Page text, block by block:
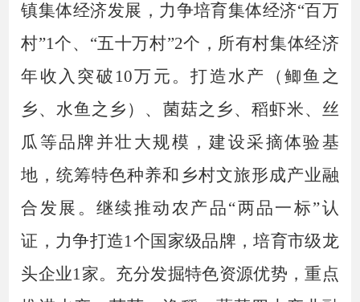
镇集体经济发展 ， 力争培育集体经济“百万
村”1个、“五十万村”2个 ，所有村集体经济
年收入突破 10万元。打造水产（鲫鱼之
乡、水鱼之乡 ）、菌菇之乡、稻虾米、丝
瓜等品牌并壮大规模，建设采摘体验基
地，统筹特色种养和乡村文旅形成产业融
合发展。 继续推动农产品“两品一标”认
证， 力争打造1个国家级品牌，培育市级龙
头企业1家。充分发掘特色资源优势，重点